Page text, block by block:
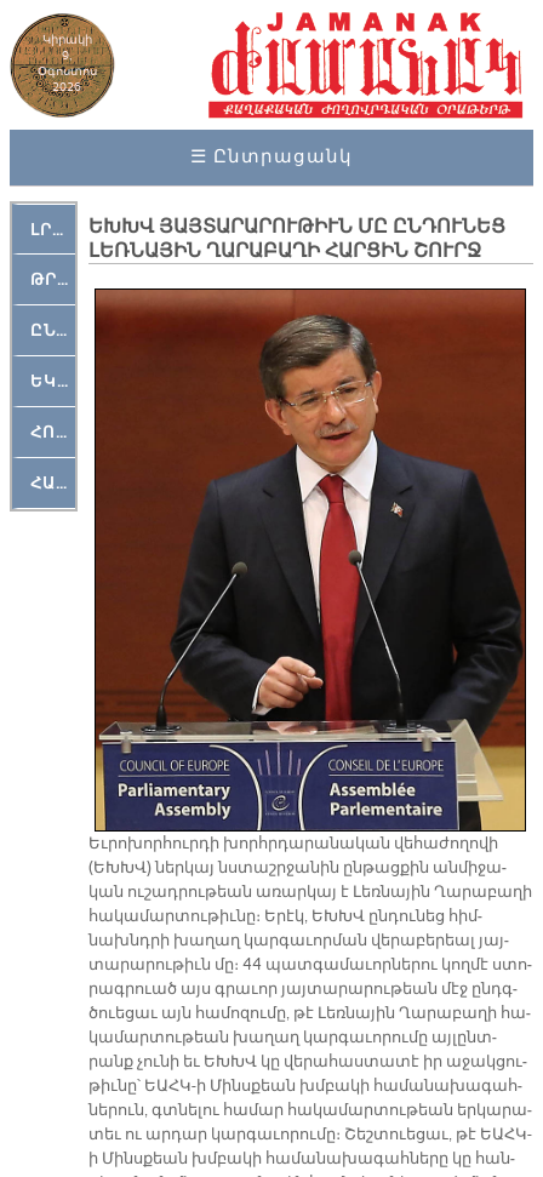
Կիրակի
9,
Օգոստոս
2026
☰ Ընտրացանկ
ԼՐԱՀՈՍ
ԹՐՔԱՀԱՅ ԿԵԱՆՔ
ԸՆԿԵՐԱՄՇԱԿՈՒԹԱՅԻՆ
ԵԿԵՂԵՑԱԿԱՆ
ՀՈԳԵՄՏԱՒՈՐ
ՀԱՐԹԱԿ
ԵԽԽՎ ՅԱՅՏԱՐԱՐՈՒԹԻՒՆ ՄԸ ԸՆԴՈՒՆԵՑ
ԼԵՌՆԱՅԻՆ ՂԱՐԱԲԱՂԻ ՀԱՐՑԻՆ ՇՈՒՐՋ
Եւ­րո­խոր­հուր­դի խորհր­դա­րա­նա­կան վե­հա­ժո­ղո­վի
(ԵԽԽՎ) ներ­կայ նստաշր­ջա­նին ըն­թաց­քին ան­մի­ջա­
կան ու­շադ­րու­թեան ա­ռար­կայ է Լեռ­նա­յին Ղա­րա­բա­ղի
հա­կա­մար­տու­թիւ­նը։ Ե­րէկ, ԵԽԽՎ ըն­դու­նեց հիմ­
նախնդ­րի խա­ղաղ կար­գա­ւոր­ման վե­րա­բե­րեալ յայ­
տա­րա­րու­թիւն մը։ 44 պատ­գա­մա­ւոր­նե­րու կող­մէ ստո­
րագ­րուած այս գրա­ւոր յայ­տա­րա­րու­թեան մէջ ընդգ­
ծուե­ցաւ այն հա­մո­զու­մը, թէ Լեռ­նա­յին Ղա­րա­բա­ղի հա­
կա­մար­տու­թեան խա­ղաղ կար­գա­ւո­րու­մը այ­լընտ­
րանք չու­նի եւ ԵԽԽՎ կը վե­րա­հաս­տա­տէ իր ա­ջակ­ցու­
թիւ­նը՝ ԵԱՀԿ-ի Մինս­քեան խմբա­կի հա­մա­նա­խա­գահ­
նե­րուն, գտնե­լու հա­մար հա­կա­մար­տու­թեան եր­կա­րա­
տեւ ու ար­դար կար­գա­ւո­րու­մը։ Շեշ­տուե­ցաւ, թէ ԵԱՀԿ-
ի Մինս­քեան խմբա­կի հա­մա­նա­խա­գահ­նե­րը կը հան­